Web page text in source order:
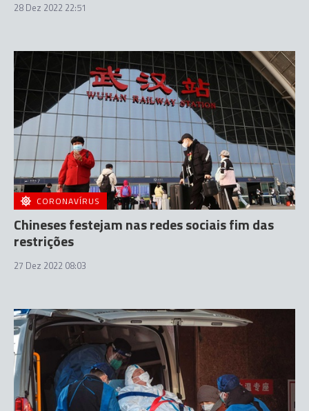
28 Dez 2022 22:51
CORONAVÍRUS
Chineses festejam nas redes sociais fim das
restrições
27 Dez 2022 08:03